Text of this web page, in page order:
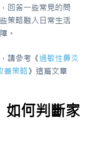
回答一些常見的問
策略融入日常生活
。
請參考《過敏性鼻炎
善策略》這篇文章
如何判斷家